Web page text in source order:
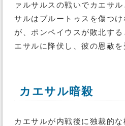
ァルサルスの戦いでカエサ
サルはブルートゥスを傷つ
が、ポンペイウスが敗北す
エサルに降伏し、彼の恩赦を
カエサル暗殺
カエサルが内戦後に独裁的